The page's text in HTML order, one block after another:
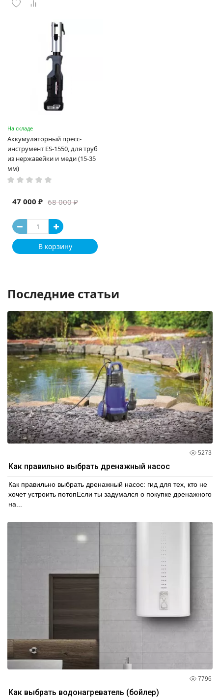
На складе
Аккумуляторный пресс-
инструмент ES-1550, для труб
из нержавейки и меди (15-35
мм)
68 000 ₽
47 000 ₽
В корзину
Последние статьи
5273
Как правильно выбрать дренажный насос
Как правильно выбрать дренажный насос: гид для тех, кто не
хочет устроить потопЕсли ты задумался о покупке дренажного
на...
7796
Как выбрать водонагреватель (бойлер)